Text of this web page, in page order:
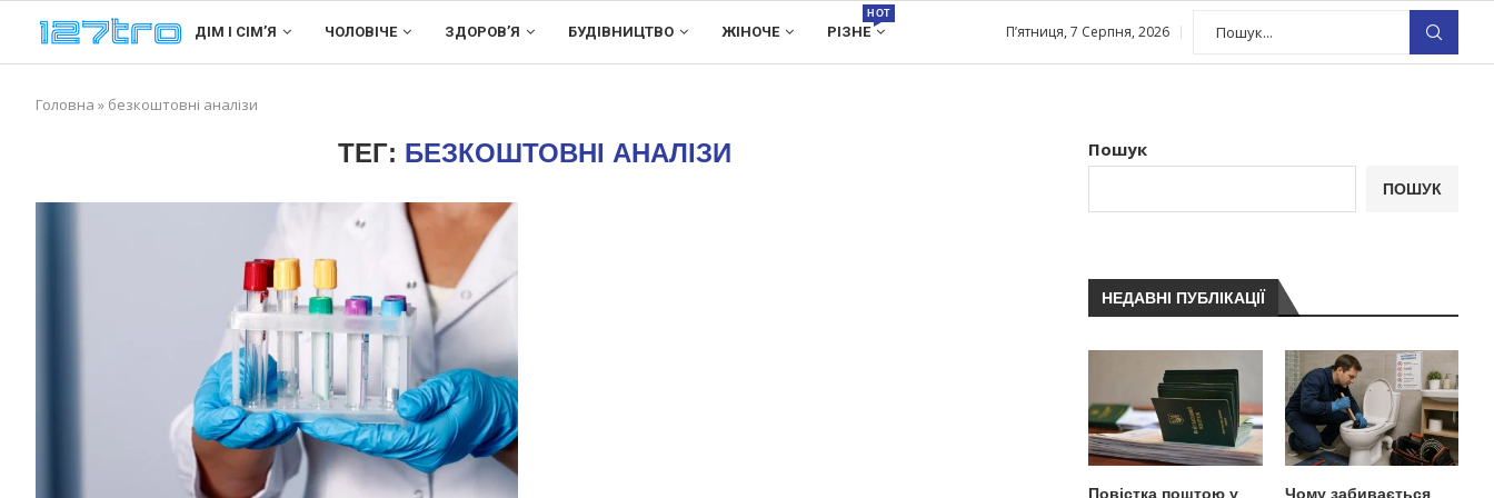
ДІМ І СІМʼЯ ЧОЛОВІЧЕ ЗДОРОВ’Я БУДІВНИЦТВО ЖІНОЧЕ РІЗНЕ
HOT
П’ятниця, 7 Серпня, 2026
Головна » безкоштовні аналізи
ТЕГ: БЕЗКОШТОВНІ АНАЛІЗИ Пошук
ПОШУК
НЕДАВНІ ПУБЛІКАЦІЇ
Повістка поштою у Чому забивається